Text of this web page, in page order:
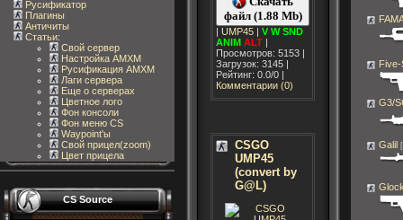
Русификатор
Плагины
Античиты
Статьи:
Свой сервер
Настройка AMXM
Русификация AMXM
Лаги сервера
Еще о серверах
Цветное лого
Фон консоли
Фон меню CS
Waypoint'ы
Свой прицел(zoom)
Цвет прицела
CS Source
файл (1.88 Mb)
| UMP45 | V W SND
ANIM ALT |
Просмотров: 5153 |
Загрузок: 3145 |
Рейтинг: 0.0/0 |
Комментарии (0)
CSGO
UMP45
(convert by
G@L)
G3/
Galil